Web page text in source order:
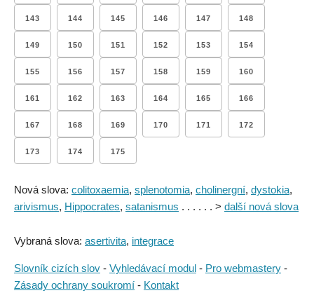
143 144 145 146 147 148
149 150 151 152 153 154
155 156 157 158 159 160
161 162 163 164 165 166
167 168 169 170 171 172
173 174 175
Nová slova: colitoxaemia, splenotomia, cholinergní, dystokia,
arivismus, Hippocrates, satanismus . . . . . . > další nová slova
Vybraná slova: asertivita, integrace
Slovník cizích slov - Vyhledávací modul - Pro webmastery -
Zásady ochrany soukromí - Kontakt